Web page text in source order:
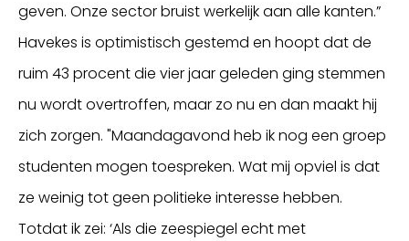
geven. Onze sector bruist werkelijk aan alle kanten.”
Havekes is optimistisch gestemd en hoopt dat de
ruim 43 procent die vier jaar geleden ging stemmen
nu wordt overtroffen, maar zo nu en dan maakt hij
zich zorgen. "Maandagavond heb ik nog een groep
studenten mogen toespreken. Wat mij opviel is dat
ze weinig tot geen politieke interesse hebben.
Totdat ik zei: ‘Als die zeespiegel echt met